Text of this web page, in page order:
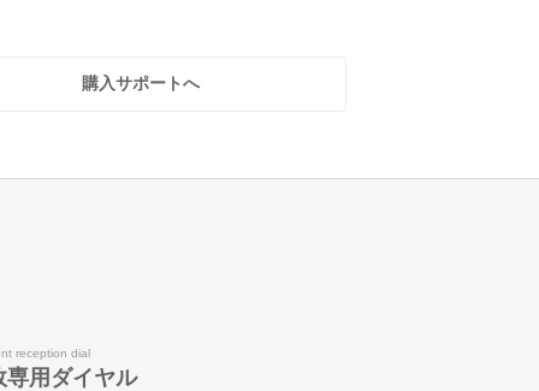
購入サポートへ
reception dial
専用ダイヤル